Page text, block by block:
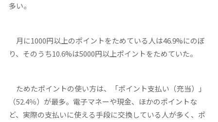
多い。
月に1000円以上のポイントをためている人は46.9%にのぼ
り、そのうち10.6%は5000円以上ポイントをためていた。
ためたポイントの使い方は、「ポイント支払い（充当）」
（52.4％）が最多。電子マネーや現金、ほかのポイントな
ど、実際の支払いに使える手段に交換している人が多く、ポ